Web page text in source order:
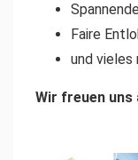
Faire
und vieles
Wir freuen uns